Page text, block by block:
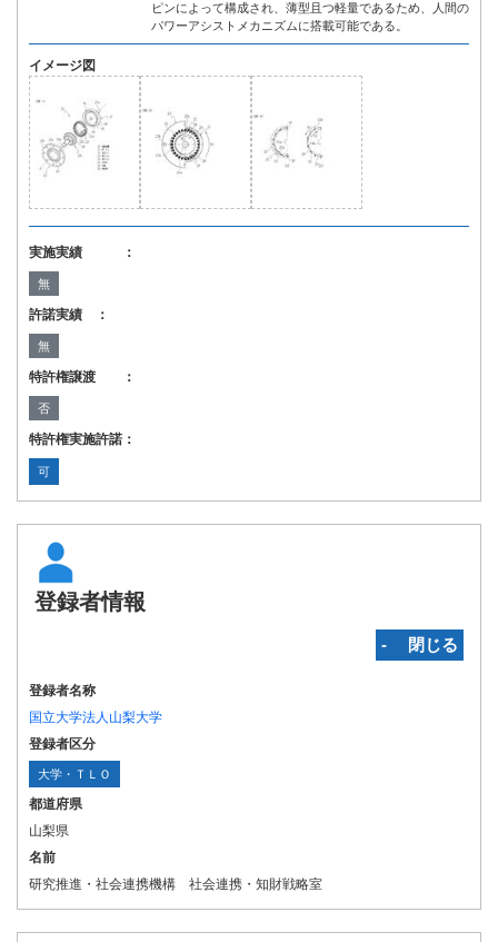
ピンによって構成され、薄型且つ軽量であるため、人間の
パワーアシストメカニズムに搭載可能である。
イメージ図
実施実績 ：
無
許諾実績 ：
無
特許権譲渡 ：
否
特許権実施許諾：
可
登録者情報
‐ 閉じる
登録者名称
国立大学法人山梨大学
登録者区分
大学・ＴＬＯ
都道府県
山梨県
名前
研究推進・社会連携機構 社会連携・知財戦略室